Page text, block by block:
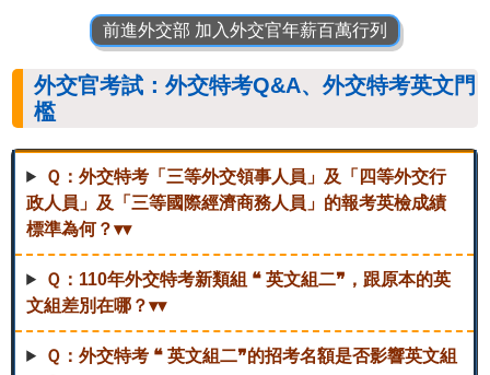
前進外交部 加入外交官年薪百萬行列
外交官考試：外交特考Q&A、外交特考英文門
檻
Ｑ：外交特考「三等外交領事人員」及「四等外交行
政人員」及「三等國際經濟商務人員」的報考英檢成績
標準為何？▾▾
Ｑ：110年外交特考新類組 ❝ 英文組二❞，跟原本的英
文組差別在哪？▾▾
Ｑ：外交特考 ❝ 英文組二❞的招考名額是否影響英文組